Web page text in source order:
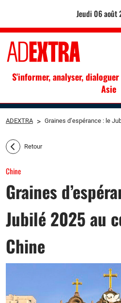
jeudi 06 août
S'informer, analyser,
Asie
ADEXTRA > Graines d’espérance : le
Retour
Chine
Graines
Jubilé 2025 au
Chine